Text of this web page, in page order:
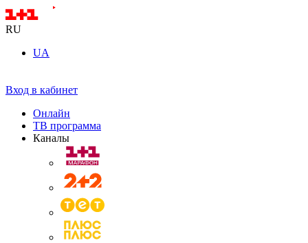
RU
UA
Вход в кабинет
Онлайн
ТВ программа
Каналы